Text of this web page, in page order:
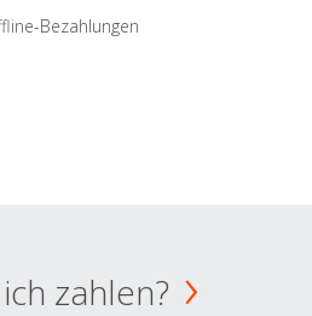
Bezahlungen
zahlen?